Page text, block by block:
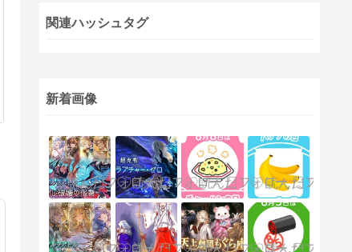
関連ハッシュタグ
新着画像